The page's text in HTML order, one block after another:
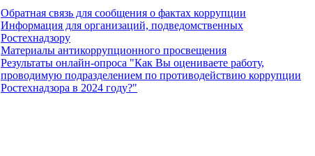
Обратная связь для сообщения о фактах коррупции
Информация для организаций, подведомственных
Ростехнадзору
Материалы антикоррупционного просвещения
Результаты онлайн-опроса "Как Вы оцениваете работу,
проводимую подразделением по противодействию коррупции
Ростехнадзора в 2024 году?"